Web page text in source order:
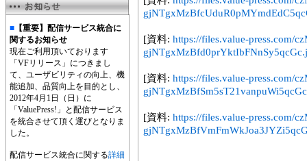
■ 【重要】配信サービス統合に
関するお知らせ
現在ご利用頂いております
「VFリリース」につきまし
て、ユーザビリティの向上、機
能追加、品質向上を目的とし、
2012年4月1日（日）に
「ValuePress!」と配信サービス
を統合させて頂く運びとなりま
した。
配信サービス統合に関する詳細
[資料: https://files.value-press.com/
[資料: https://files.value-press.com/
[資料: https://files.value-press.com/